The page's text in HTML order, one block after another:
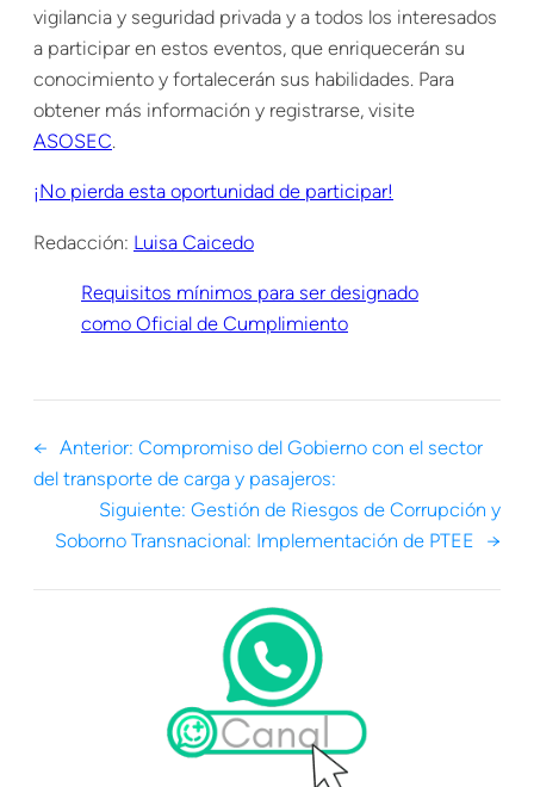
vigilancia y seguridad privada y a todos los interesados
a participar en estos eventos, que enriquecerán su
conocimiento y fortalecerán sus habilidades. Para
obtener más información y registrarse, visite
ASOSEC.
¡No pierda esta oportunidad de participar!
Redacción: Luisa Caicedo
Requisitos mínimos para ser designado
como Oficial de Cumplimiento
← Anterior: Compromiso del Gobierno con el sector
del transporte de carga y pasajeros:
Siguiente: Gestión de Riesgos de Corrupción y
Soborno Transnacional: Implementación de PTEE
→